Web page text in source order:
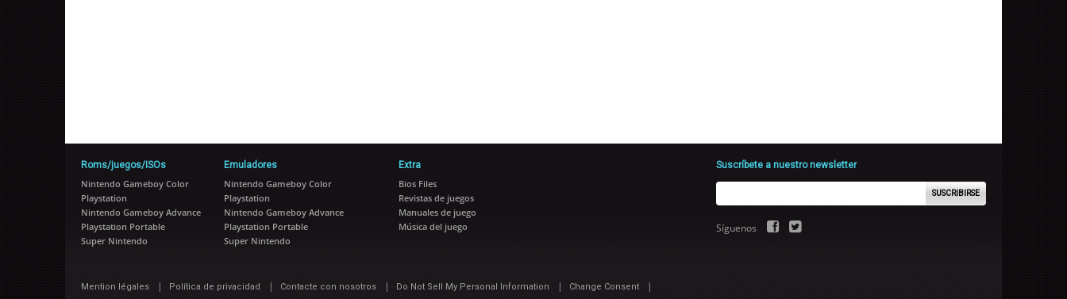
Roms/juegos/ISOs
Nintendo Gameboy Color
Playstation
Nintendo Gameboy Advance
Playstation Portable
Super Nintendo
Emuladores
Nintendo Gameboy Color
Playstation
Nintendo Gameboy Advance
Playstation Portable
Super Nintendo
Extra
Bios Files
Revistas de juegos
Manuales de juego
Música del juego
Suscríbete a nuestro newsletter
SUSCRIBIRSE
Síguenos
Mention légales | Política de privacidad | Contacte con nosotros | Do Not Sell My Personal Information | Change Consent |